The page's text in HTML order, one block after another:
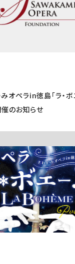
オペラin徳島「ラ・
催のお知らせ